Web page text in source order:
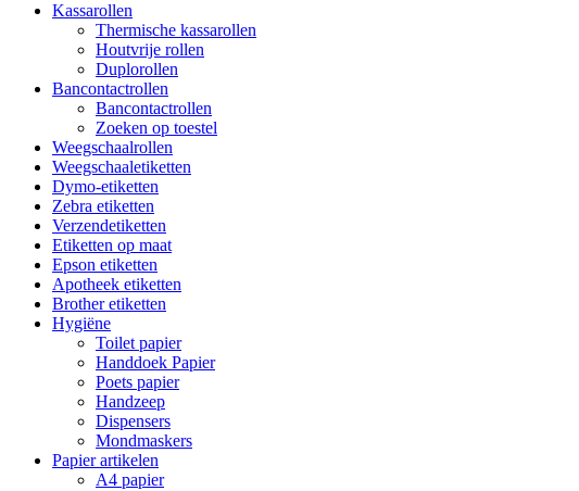
Kassarollen
Thermische kassarollen
Houtvrije rollen
Duplorollen
Bancontactrollen
Bancontactrollen
Zoeken op toestel
Weegschaalrollen
Weegschaaletiketten
Dymo-etiketten
Zebra etiketten
Verzendetiketten
Etiketten op maat
Epson etiketten
Apotheek etiketten
Brother etiketten
Hygiëne
Toilet papier
Handdoek Papier
Poets papier
Handzeep
Dispensers
Mondmaskers
Papier artikelen
A4 papier